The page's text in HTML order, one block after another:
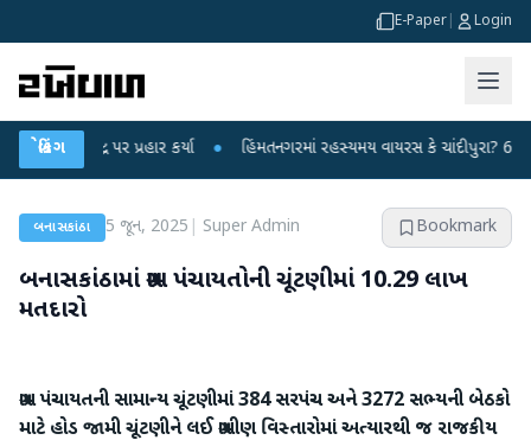
E-Paper Login
બ્રેકિંગ
પર પ્રહાર કર્યા ● હિંમતનગરમાં રહસ્યમય વાયરસ કે ચાંદીપુરા? 6 બાળકોના
બનાસકાંઠા 5 જૂન, 2025 Super Admin Bookmark
બનાસકાંઠામાં ગ્રામ પંચાયતોની ચૂંટણીમાં 10.29 લાખ
મતદારો
ગ્રામ પંચાયતની સામાન્ય ચૂંટણીમાં 384 સરપંચ અને 3272 સભ્યની બેઠકો
માટે હોડ જામીચૂંટણીને લઈ ગ્રામીણ વિસ્તારોમાં અત્યારથી જ રાજકીય